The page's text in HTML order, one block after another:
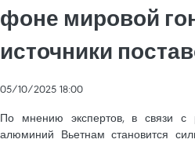
фоне мировой
источники
05/10/2025 18:00
По мнению экспертов, в связи с
алюминий Вьетнам становится